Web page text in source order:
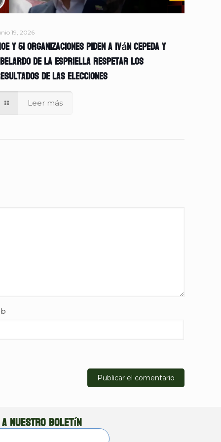
19, 2026
y 51 organizaciones piden a Iván Cepeda y
de la Espriella respetar los
de las elecciones
Leer más
nuestro boletín